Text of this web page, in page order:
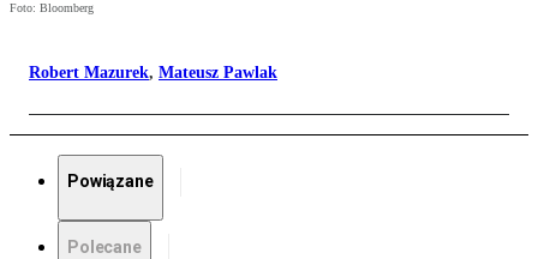
Foto: Bloomberg
Robert Mazurek, Mateusz Pawlak
Powiązane
Polecane